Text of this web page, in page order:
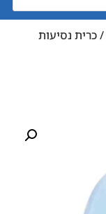
/ כרית נסיעות